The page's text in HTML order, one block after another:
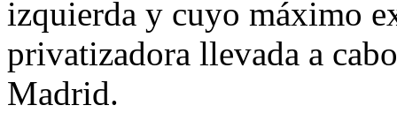
izquierda y cuyo máximo
privatizadora llevada a
Madrid.